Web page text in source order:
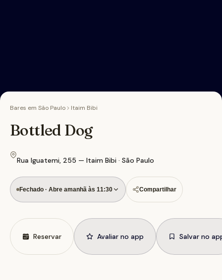
Bares em São Paulo Itaim Bibi
Bottled Dog
Rua Iguatemi, 255 — Itaim Bibi · São Paulo
Fechado · Abre amanhã às 11:30 Compartilhar
Reservar Avaliar no app Salvar no